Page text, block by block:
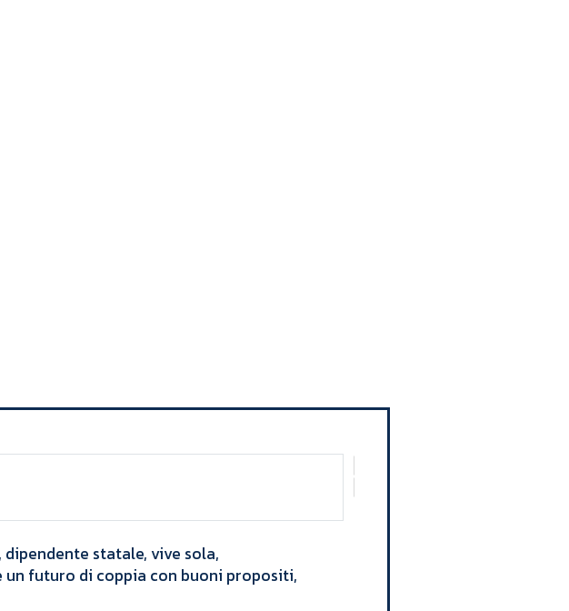
dipendente statale, vive sola,
futuro di coppia con buoni propositi,